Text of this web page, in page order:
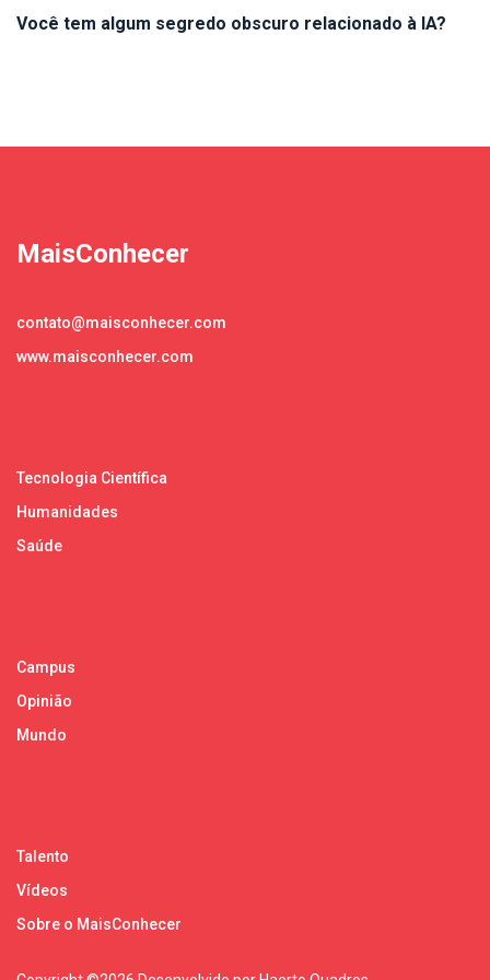
Você tem algum segredo obscuro relacionado à IA?
MaisConhecer
contato@maisconhecer.com
www.maisconhecer.com
Tecnologia Científica
Humanidades
Saúde
Campus
Opinião
Mundo
Talento
Vídeos
Sobre o MaisConhecer